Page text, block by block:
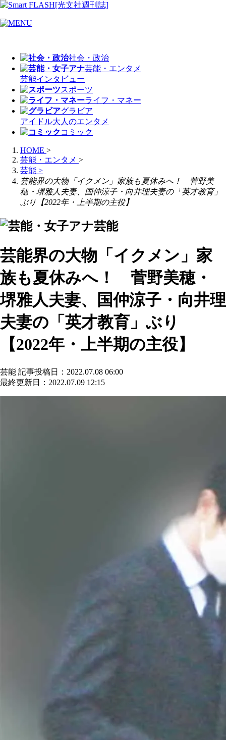
社会・政治
芸能・エンタメ
芸能インタビュー
スポーツ
ライフ・マネー
グラビア
アイドル大人のエンタメ
コミック
HOME >
芸能・エンタメ >
芸能 >
芸能界の大物「イクメン」家族も夏休みへ！ 菅野美
穂・堺雅人夫妻、国仲涼子・向井理夫妻の「英才教育」
ぶり【2022年・上半期の主役】
芸能
芸能界の大物「イクメン」家
族も夏休みへ！ 菅野美穂・
堺雅人夫妻、国仲涼子・向井理
夫妻の「英才教育」ぶり
【2022年・上半期の主役】
芸能 記事投稿日：2022.07.08 06:00
最終更新日：2022.07.09 12:15